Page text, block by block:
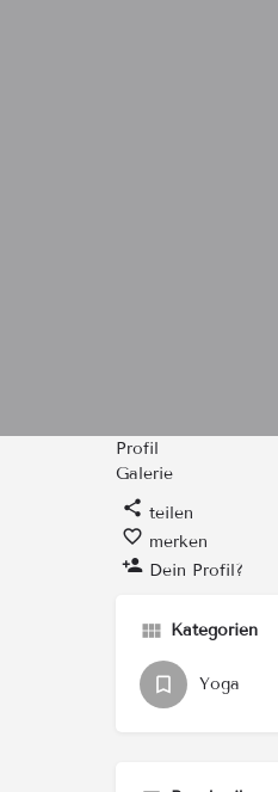
Profil
Galerie
teilen
merken
Dein Profil?
Kategorien
Yoga